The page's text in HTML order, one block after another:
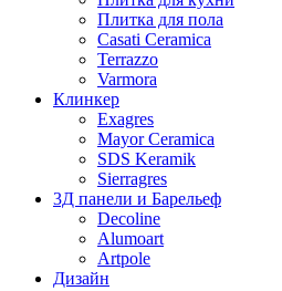
Плитка для пола
Casati Ceramica
Terrazzo
Varmora
Клинкер
Exagres
Mayor Ceramica
SDS Keramik
Sierragres
3Д панели и Барельеф
Decoline
Alumoart
Artpole
Дизайн